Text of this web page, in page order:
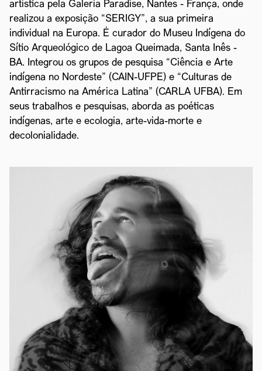
artística pela Galeria Paradise, Nantes - França, onde
realizou a exposição “SERIGY”, a sua primeira
individual na Europa. É curador do Museu Indígena do
Sítio Arqueológico de Lagoa Queimada, Santa Inês -
BA. Integrou os grupos de pesquisa “Ciência e Arte
indígena no Nordeste” (CAIN-UFPE) e “Culturas de
Antirracismo na América Latina” (CARLA UFBA). Em
seus trabalhos e pesquisas, aborda as poéticas
indígenas, arte e ecologia, arte-vida-morte e
decolonialidade.